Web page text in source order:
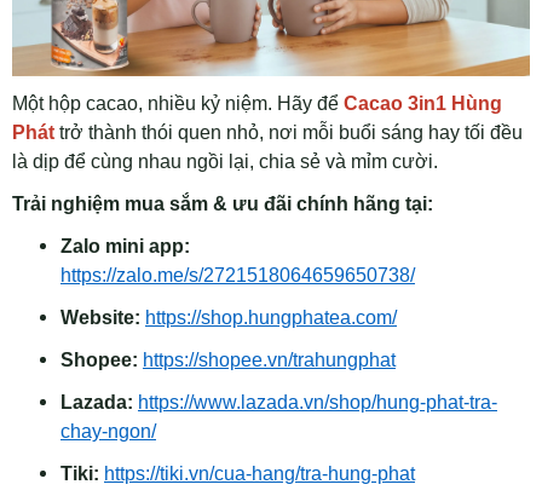
Một hộp cacao, nhiều kỷ niệm. Hãy để Cacao 3in1 Hùng
Phát trở thành thói quen nhỏ, nơi mỗi buổi sáng hay tối đều
là dịp để cùng nhau ngồi lại, chia sẻ và mỉm cười.
Trải nghiệm mua sắm & ưu đãi chính hãng tại:
Zalo mini app:
https://zalo.me/s/2721518064659650738/
Website: https://shop.hungphatea.com/
Shopee: https://shopee.vn/trahungphat
Lazada: https://www.lazada.vn/shop/hung-phat-tra-
chay-ngon/
Tiki: https://tiki.vn/cua-hang/tra-hung-phat